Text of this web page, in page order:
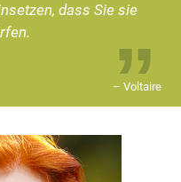
dass Sie sie
– Voltaire